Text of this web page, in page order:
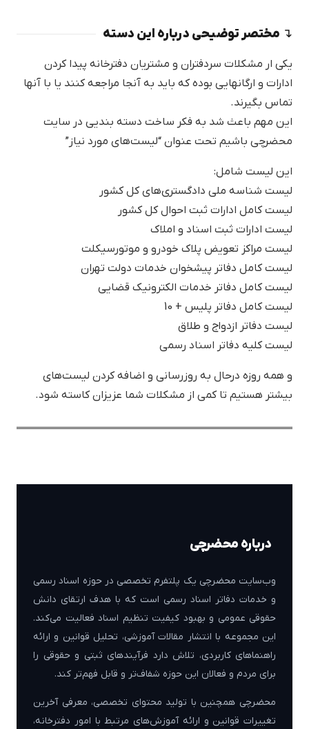
↴ مختصر توضیحی درباره این دسته
یکی ار مشکلات سردفتران و مشتریان دفترخانه پیدا کردن
ادارات و ارگانهایی بوده که باید به آنجا مراجعه کنند یا با آنها
تماس بگیرند.
این مهم باعث شد به فکر ساخت دسته بندیی در سایت
محضرچی باشیم تحت عنوان “لیست‌های مورد نیاز”
این لیست شامل:
لیست شناسه ملی دادگستری‌های کل کشور
لیست کامل ادارات ثبت احوال کل کشور
لیست ادارات ثبت اسناد و املاک
لیست مراکز تعویض پلاک خودرو و موتورسیکلت
لیست کامل دفاتر پیشخوان خدمات دولت تهران
لیست کامل دفاتر خدمات الکترونیک قضایی
لیست کامل دفاتر پلیس + 10
لیست دفاتر ازدواج و طلاق
لیست کلیه دفاتر اسناد رسمی
و همه روزه درحال به روزرسانی و اضافه کردن لیست‌های
بیشتر هستیم تا کمی از مشکلات شما عزیزان کاسته شود.
درباره محضرچی
وب‌سایت محضرچی یک پلتفرم تخصصی در حوزه اسناد رسمی
و خدمات دفاتر اسناد رسمی است که با هدف ارتقای دانش
حقوقی عمومی و بهبود کیفیت تنظیم اسناد فعالیت می‌کند.
این مجموعه با انتشار مقالات آموزشی، تحلیل قوانین و ارائه
راهنماهای کاربردی، تلاش دارد فرآیندهای ثبتی و حقوقی را
برای مردم و فعالان این حوزه شفاف‌تر و قابل فهم‌تر کند.
محضرچی همچنین با تولید محتوای تخصصی، معرفی آخرین
تغییرات قوانین و ارائه آموزش‌های مرتبط با امور دفترخانه،